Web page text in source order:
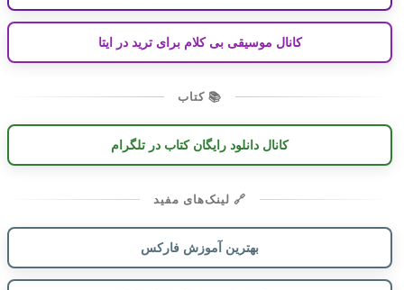
کانال موسیقی بی کلام برای ترید در ایتا
📚 کتاب
کانال دانلود رایگان کتاب در تلگرام
🔗 لینک‌های مفید
بهترین آموزش فارکس